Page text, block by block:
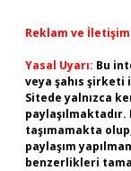
Reklam ve
Yasal Uyarı: Bu
veya şahıs şirketi
Sitede yalnızca
taşımamakta
paylaşım
benzerlikleri